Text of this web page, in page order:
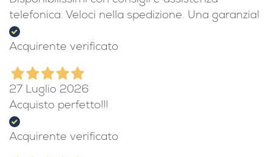
telefonica. Veloci nella spedizione. Una garanzia!
Acquirente verificato
27 Luglio 2026
Acquisto perfetto!!!
Acquirente verificato